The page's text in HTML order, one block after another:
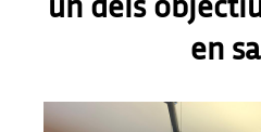
un dels
en